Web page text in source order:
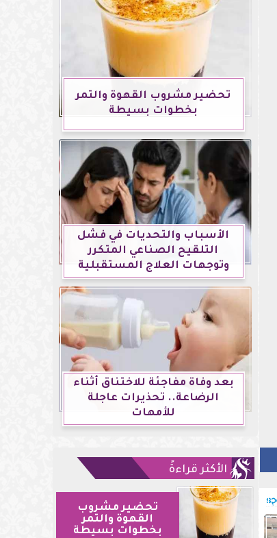
تحضير مشروب القهوة والتمر
بخطوات بسيطة
الأسباب والتحديات في فشل
التلقيح الصناعي المتكرر
وتوجهات العلاج المستقبلية
بعد وفاة مفاجئة للاختناق أثناء
الرضاعة.. تحذيرات عاجلة
للأمهات
الأكثر قراءةً
تحضير مشروب
القهوة والتمر
بخطوات بسيطة